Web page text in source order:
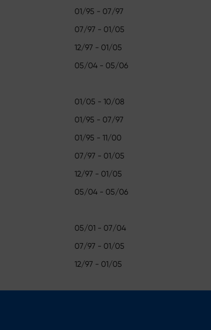
01/95 - 07/97
07/97 - 01/05
12/97 - 01/05
05/04 - 05/06
01/05 - 10/08
01/95 - 07/97
01/95 - 11/00
07/97 - 01/05
12/97 - 01/05
05/04 - 05/06
05/01 - 07/04
07/97 - 01/05
12/97 - 01/05